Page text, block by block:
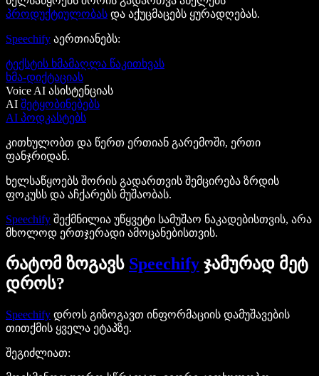
პროდუქტიულობას და აქუცმაცებს ყურადღებას.
Speechify აერთიანებს:
ტექსტის ხმამაღლა წაკითხვას
ხმა-დიქტაციას
Voice AI ასისტენციას
AI შეტყობინებებს
AI პოდკასტებს
კითხულობთ და წერთ ერთიან გარემოში, ერთი
ფანჯრიდან.
ხელსაწყოებს შორის გადართვის შემცირება ზრდის
ფოკუსს და აჩქარებს მუშაობას.
Speechify შექმნილია უწყვეტი სამუშაო ნაკადებისთვის, არა
მხოლოდ ერთჯერადი ამოცანებისთვის.
რატომ ზოგავს Speechify ჯამურად მეტ
დროს?
Speechify დროს გიზოგავთ ინფორმაციის დამუშავების
თითქმის ყველა ეტაპზე.
შეგიძლიათ: